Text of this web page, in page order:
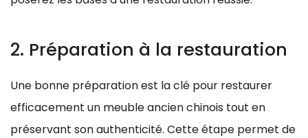
2. Préparation à la restauration
Une bonne préparation est la clé pour restaurer
efficacement un meuble ancien chinois tout en
préservant son authenticité. Cette étape permet de